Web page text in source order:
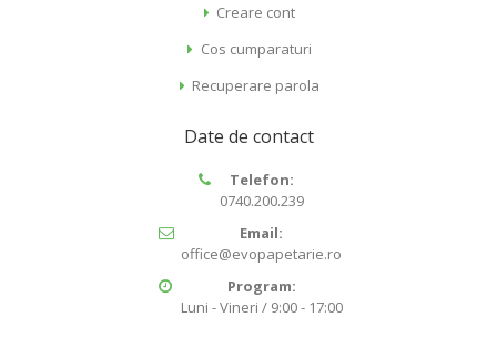
Creare cont
Cos cumparaturi
Recuperare parola
Date de contact
Telefon:
0740.200.239
Email:
office@evopapetarie.ro
Program:
Luni - Vineri / 9:00 - 17:00